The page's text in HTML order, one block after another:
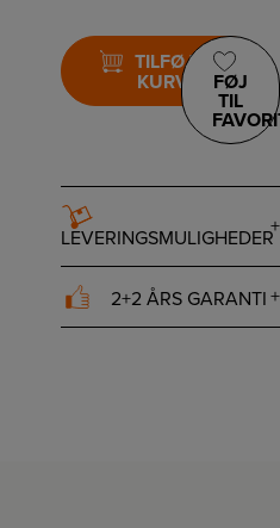
TILFØJ TIL
KURV
FØJ
TIL
LEVERINGSMULIGHEDER
2+2 ÅRS GARANTI